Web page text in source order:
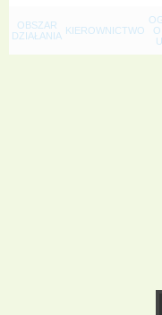
OBSZAR
DZIAŁANIA KIEROWNICTWO